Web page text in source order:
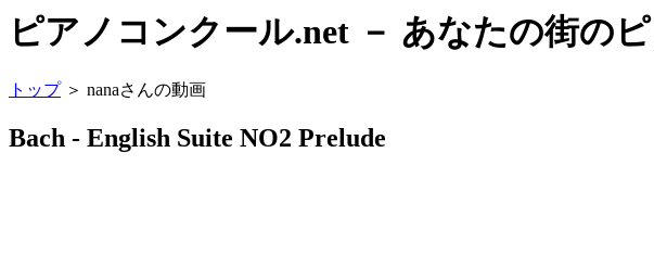
ピアノコンクール.net － あなたの街の
トップ＞ nanaさんの動画
Bach - English Suite NO2 Prelude